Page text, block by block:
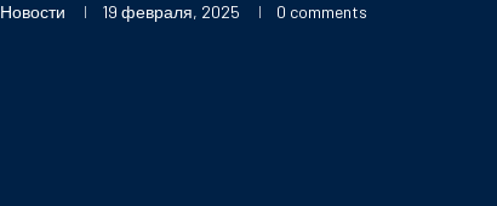
Новости 19 февраля, 2025 0 comments